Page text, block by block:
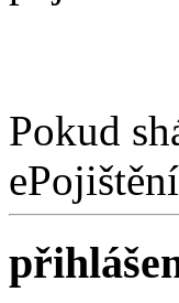
Pokud